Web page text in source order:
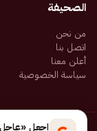
الصحيفة
من نحن
اتصل بنا
أعلن معنا
سياسة الخصوصية
اجعل